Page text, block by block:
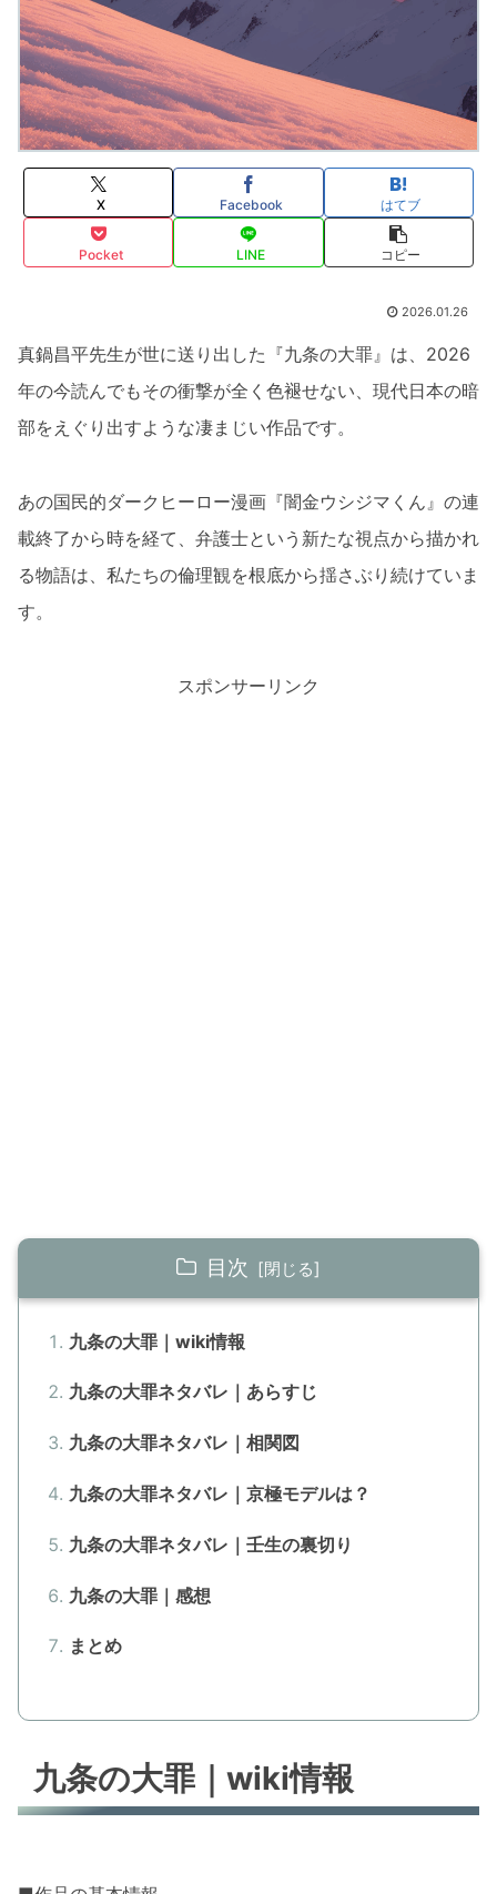
X Facebook はてブ
Pocket LINE コピー
2026.01.26
真鍋昌平先生が世に送り出した『九条の大罪』は、2026
年の今読んでもその衝撃が全く色褪せない、現代日本の暗
部をえぐり出すような凄まじい作品です。
あの国民的ダークヒーロー漫画『闇金ウシジマくん』の連
載終了から時を経て、弁護士という新たな視点から描かれ
る物語は、私たちの倫理観を根底から揺さぶり続けていま
す。
スポンサーリンク
目次
九条の大罪｜wiki情報
九条の大罪ネタバレ｜あらすじ
九条の大罪ネタバレ｜相関図
九条の大罪ネタバレ｜京極モデルは？
九条の大罪ネタバレ｜壬生の裏切り
九条の大罪｜感想
まとめ
九条の大罪｜wiki情報